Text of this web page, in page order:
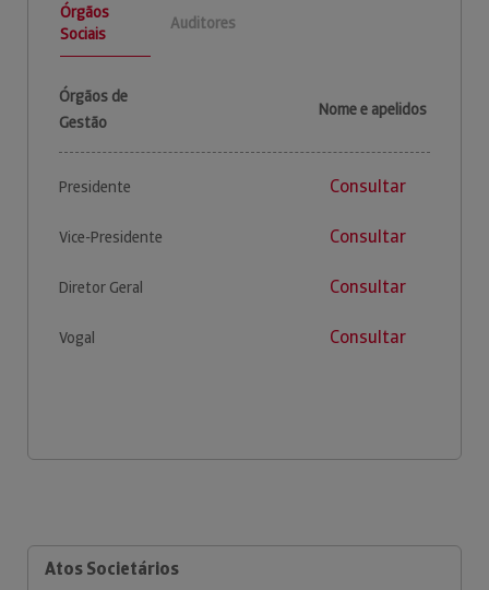
Órgãos
Sociais
Auditores
Órgãos de
Gestão
Nome e apelidos
Presidente Consultar
Vice-Presidente Consultar
Diretor Geral Consultar
Vogal Consultar
Atos Societários